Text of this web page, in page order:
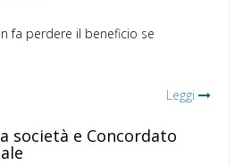
fa perdere il beneficio se
Leggi
società e Concordato